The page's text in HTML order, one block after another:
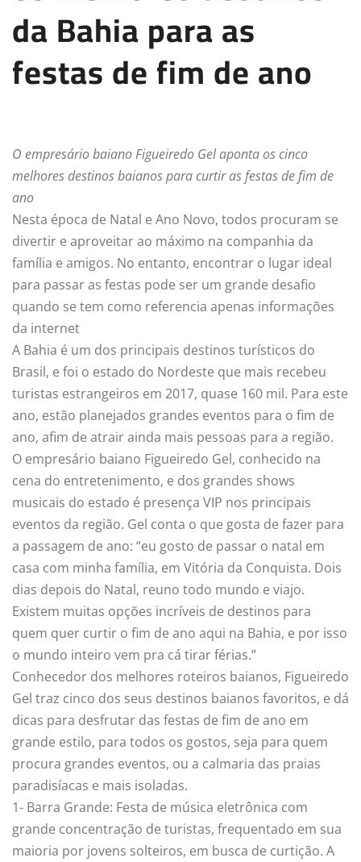
da Bahia para as
festas de fim de ano
O empresário baiano Figueiredo Gel aponta os cinco
melhores destinos baianos para curtir as festas de fim de
ano
Nesta época de Natal e Ano Novo, todos procuram se
divertir e aproveitar ao máximo na companhia da
família e amigos. No entanto, encontrar o lugar ideal
para passar as festas pode ser um grande desafio
quando se tem como referencia apenas informações
da internet
A Bahia é um dos principais destinos turísticos do
Brasil, e foi o estado do Nordeste que mais recebeu
turistas estrangeiros em 2017, quase 160 mil. Para este
ano, estão planejados grandes eventos para o fim de
ano, afim de atrair ainda mais pessoas para a região.
O empresário baiano Figueiredo Gel, conhecido na
cena do entretenimento, e dos grandes shows
musicais do estado é presença VIP nos principais
eventos da região. Gel conta o que gosta de fazer para
a passagem de ano: “eu gosto de passar o natal em
casa com minha família, em Vitória da Conquista. Dois
dias depois do Natal, reuno todo mundo e viajo.
Existem muitas opções incríveis de destinos para
quem quer curtir o fim de ano aqui na Bahia, e por isso
o mundo inteiro vem pra cá tirar férias.”
Conhecedor dos melhores roteiros baianos, Figueiredo
Gel traz cinco dos seus destinos baianos favoritos, e dá
dicas para desfrutar das festas de fim de ano em
grande estilo, para todos os gostos, seja para quem
procura grandes eventos, ou a calmaria das praias
paradisíacas e mais isoladas.
1- Barra Grande: Festa de música eletrônica com
grande concentração de turistas, frequentado em sua
maioria por jovens solteiros, em busca de curtição. A